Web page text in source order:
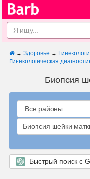
→ Здоровье →
Гинекологическая
Биопсия
Биопсия шейки
Быстрый поиск с